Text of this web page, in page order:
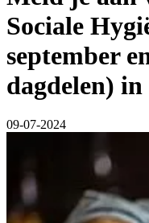
Sociale
september
dagdelen)
09-07-2024